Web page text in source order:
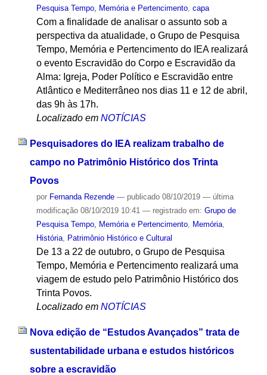
Pesquisa Tempo, Memória e Pertencimento, capa
Com a finalidade de analisar o assunto sob a
perspectiva da atualidade, o Grupo de Pesquisa
Tempo, Memória e Pertencimento do IEA realizará
o evento Escravidão do Corpo e Escravidão da
Alma: Igreja, Poder Político e Escravidão entre
Atlântico e Mediterrâneo nos dias 11 e 12 de abril,
das 9h às 17h.
Localizado em NOTÍCIAS
Pesquisadores do IEA realizam trabalho de
campo no Patrimônio Histórico dos Trinta
Povos
por Fernanda Rezende — publicado08/10/2019 — última
modificação08/10/2019 10:41 — registrado em: Grupo de
Pesquisa Tempo, Memória e Pertencimento, Memória,
História, Patrimônio Histórico e Cultural
De 13 a 22 de outubro, o Grupo de Pesquisa
Tempo, Memória e Pertencimento realizará uma
viagem de estudo pelo Patrimônio Histórico dos
Trinta Povos.
Localizado em NOTÍCIAS
Nova edição de “Estudos Avançados” trata de
sustentabilidade urbana e estudos históricos
sobre a escravidão